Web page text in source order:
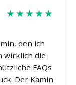
★★★★★
den ich
wirklich die
FAQs
Der Kamin